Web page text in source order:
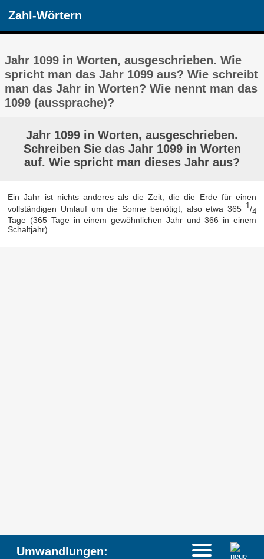
Zahl-Wörtern
Jahr 1099 in Worten, ausgeschrieben. Wie
spricht man das Jahr 1099 aus? Wie schreibt
man das Jahr in Worten? Wie nennt man das
1099 (aussprache)?
Jahr 1099 in Worten, ausgeschrieben.
Schreiben Sie das Jahr 1099 in Worten
auf. Wie spricht man dieses Jahr aus?
Ein Jahr ist nichts anderes als die Zeit, die die Erde für einen
vollständigen Umlauf um die Sonne benötigt, also etwa 365 1/4
Tage (365 Tage in einem gewöhnlichen Jahr und 366 in einem
Schaltjahr).
Umwandlungen: